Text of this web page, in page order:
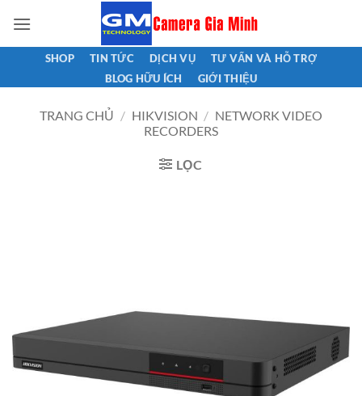
qua
nội
SHOP TIN TỨC DỊCH VỤ
TƯ VẤN VÀ HỖ TRỢ
BLOG HỮU ÍCH
GIỚI THIỆU
TRANG CHỦ / HIKVISION / NETWORK VIDEO
RECORDERS
LỌC